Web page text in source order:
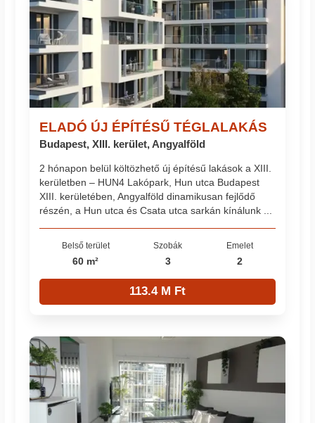
ELADÓ ÚJ ÉPÍTÉSŰ TÉGLALAKÁS
Budapest, XIII. kerület, Angyalföld
2 hónapon belül költözhető új építésű lakások a XIII.
kerületben – HUN4 Lakópark, Hun utca Budapest
XIII. kerületében, Angyalföld dinamikusan fejlődő
részén, a Hun utca és Csata utca sarkán kínálunk ...
Belső terület
60 m²
Szobák
3
Emelet
2
113.4 M Ft